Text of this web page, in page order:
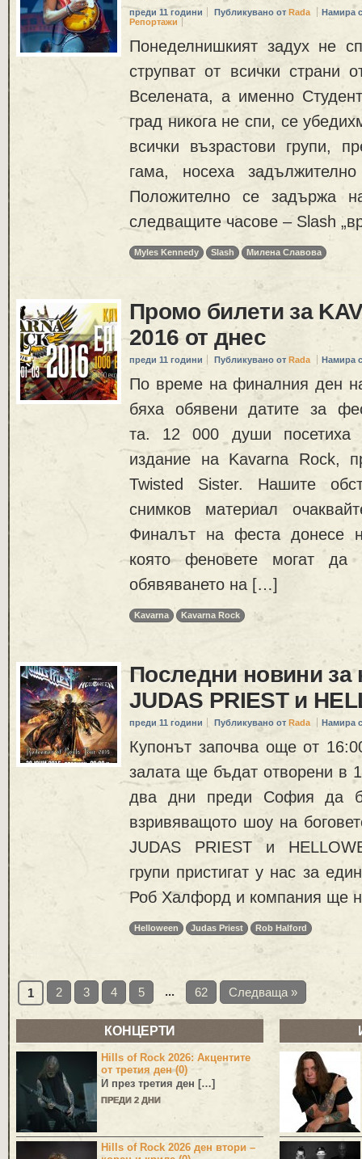
преди 11 години Публикувано от Rada
Намира
Репортажи
Понеделнишкият задух не
струпват от всички страни
Вселената, а именно
град никога не спи, се
всички възрастови групи,
гама, носеха
Положително се задържа
следващите часове – Slash
Myles Kennedy Slash Милена Славова
Промо билети за
2016 от днес
преди 11 години Публикувано от Rada Намира
По време на финалния ден
бяха обявени датите за
та. 12 000 души посетиха
издание на Kavarna Rock,
Twisted Sister. Нашите
снимков материал
Финалът на феста донесе
която феновете могат да
обявяването на […]
Kavarna Kavarna Rock
Последни новини за
JUDAS PRIEST и
преди 11 години Публикувано от Rada Намира
Купонът започва още от
залата ще бъдат отворени в
два дни преди София да
взривяващото шоу на
JUDAS PRIEST и
групи пристигат у нас за
Роб Халфорд и компания ще
Helloween Judas Priest Rob Halford
1 2 3 4 5 ... 62 Следваща »
КОНЦЕРТИ
Hills of Rock 2026: Акцентите
от третия ден (0)
И през третия ден […]
ПРЕДИ 2 ДНИ
Hills of Rock 2026 ден втори –